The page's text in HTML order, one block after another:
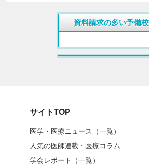
資料請求の多い予備校
サイトTOP
医学・医療ニュース（一覧）
人気の医師連載・医療コラム
学会レポート（一覧）